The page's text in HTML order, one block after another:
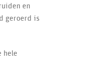
en
geroerd is
hele